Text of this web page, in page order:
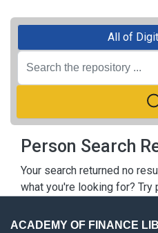
All of
Person Search
Your search returned no
what you're looking for? Try
ACADEMY OF FINANCE